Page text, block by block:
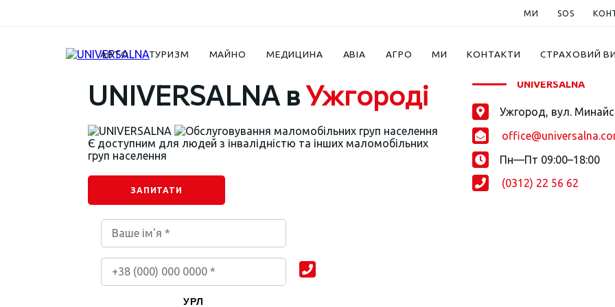
МИ SOS
АВТО ТУРИЗМ МАЙНО МЕДИЦИНА АВІА АГРО МИ КОНТАКТИ СТРАХОВИЙ
UNIVERSALNA вУжгороді
Є доступним для людей з інвалідністю та інших маломобільних
груп населення
ЗАПИТАТИ
УРЛ
UNIVERSALNA
Ужгород, вул.
Пн—Пт 09:00–18:00
(0312) 22 56 62